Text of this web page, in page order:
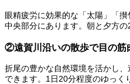
眼精疲労に効果的な「太陽」「
中央部分にあります。朝と夕方
②遠賀川沿いの散歩で目の筋
折尾の豊かな自然環境を活かし
できます。1日20分程度のゆっく